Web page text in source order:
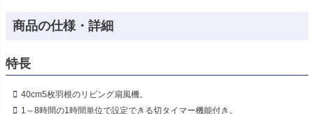
商品の仕様・詳細
特長
40cm5枚羽根のリビング扇風機。
1～8時間の1時間単位で設定できる切タイマー機能付き。